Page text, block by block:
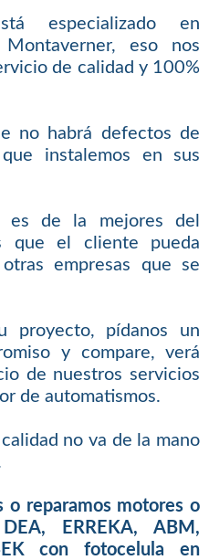
especializado en
eso nos
de calidad y 100%
no habrá defectos de
instalemos en sus
es de la mejores del
que el cliente pueda
empresas que se
proyecto, pídanos un
y compare, verá
de nuestros servicios
de automatismos.
no va de la mano
o reparamos motores o
ERREKA, ABM,
con fotocelula en